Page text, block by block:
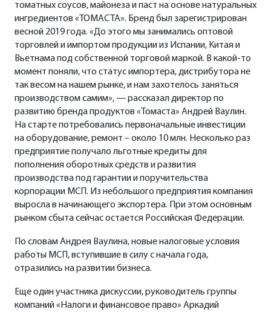
томатных соусов, майонеза и паст на основе натуральных
ингредиентов «ТОМАСТА». Бренд был зарегистрирован
весной 2019 года. «До этого мы занимались оптовой
торговлей и импортом продукции из Испании, Китая и
Вьетнама под собственной торговой маркой. В какой-то
момент поняли, что статус импортера, дистрибутора не
так весом на нашем рынке, и нам захотелось заняться
производством самим», — рассказал директор по
развитию бренда продуктов «Томаста» Андрей Ваулин.
На старте потребовались первоначальные инвестиции
на оборудование, ремонт – около 10 млн. Несколько раз
предприятие получало льготные кредиты для
пополнения оборотных средств и развития
производства под гарантии и поручительства
корпорации МСП. Из небольшого предприятия компания
выросла в начинающего экспортера. При этом основным
рынком сбыта сейчас остается Российская Федерации.
По словам Андрея Ваулина, новые налоговые условия
работы МСП, вступившие в силу с начала года,
отразились на развитии бизнеса.
Еще один участника дискуссии, руководитель группы
компаний «Налоги и финансовое право» Аркадий